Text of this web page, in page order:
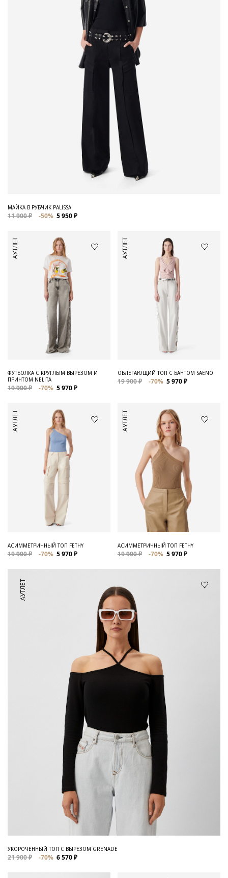
МАЙКА В РУБЧИК PALISSA
11 900 ₽ -50% 5 950 ₽
АУТЛЕТ
ФУТБОЛКА С КРУГЛЫМ ВЫРЕЗОМ И
ПРИНТОМ NELITA
19 900 ₽ -70% 5 970 ₽
АУТЛЕТ
ОБЛЕГАЮЩИЙ ТОП С БАНТОМ SAENO
19 900 ₽ -70% 5 970 ₽
АУТЛЕТ
АСИММЕТРИЧНЫЙ ТОП FETHY
19 900 ₽ -70% 5 970 ₽
АУТЛЕТ
АСИММЕТРИЧНЫЙ ТОП FETHY
19 900 ₽ -70% 5 970 ₽
АУТЛЕТ
УКОРОЧЕННЫЙ ТОП С ВЫРЕЗОМ GRENADE
21 900 ₽ -70% 6 570 ₽